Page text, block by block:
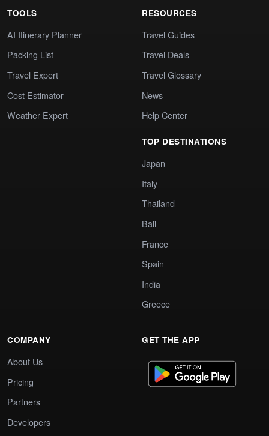
TOOLS
AI Itinerary Planner
Packing List
Travel Expert
Cost Estimator
Weather Expert
RESOURCES
Travel Guides
Travel Deals
Travel Glossary
News
Help Center
TOP DESTINATIONS
Japan
Italy
Thailand
Bali
France
Spain
India
Greece
COMPANY
About Us
Pricing
Partners
Developers
GET THE APP